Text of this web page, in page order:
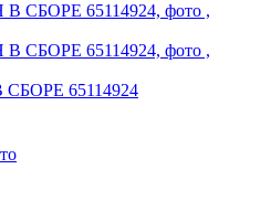
65114924